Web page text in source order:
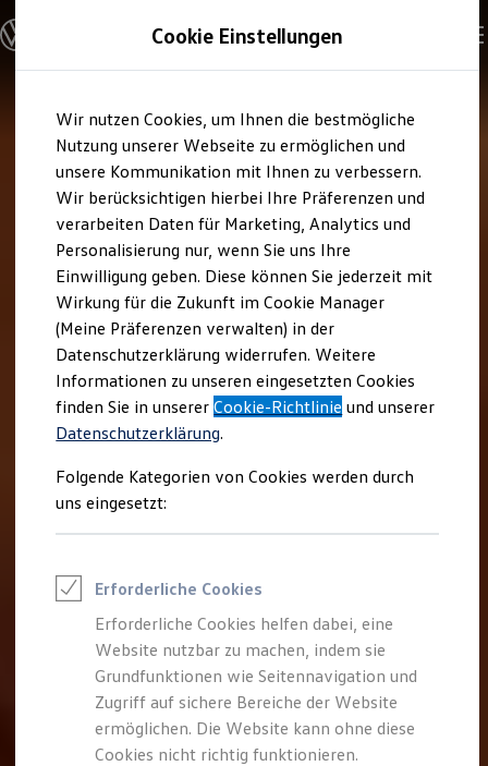
Hauptinhalt
springen
Footer
springen
Modelle und Konfigurator
Konfigurator
Modelle vergleichen
Elektroautos
ENERGY Sondermodelle
Nutzfahrzeuge
SUV und CUV
Familienautos
Kombis
Kompaktwagen
Sportwagen
Schnell verfügbare Fahrzeuge
Angebote und Produkte
Aktuelle Angebote
E-Auto-Förderung
Volkswagen Marktplatz
Die ENERGY Sondermodelle
Junge Gebrauchtwagen und Gebrauchtwagen
Volkswagen Zertifizierte Gebrauchtwagen
Elektromobilität bei Gebrauchtwagen
Saisonangebote
Reifenpakete
Leasing
Leasing-Angebote
Elektroauto Leasing
Kleinwagen-Leasing
Leasing ohne Anzahlung
Finanzierung
Autokredit mit Schlussrate
Versicherungen und Garantien
Kfz-Versicherung
Restschuldversicherungen
Garantien
Cookie Einstellungen
Wir nutzen Cookies, um Ihnen die bestmögliche
Nutzung unserer Webseite zu ermöglichen und
unsere Kommunikation mit Ihnen zu verbessern.
Wir berücksichtigen hierbei Ihre Präferenzen und
verarbeiten Daten für Marketing, Analytics und
Personalisierung nur, wenn Sie uns Ihre
Einwilligung geben. Diese können Sie jederzeit mit
Wirkung für die Zukunft im Cookie Manager
(Meine Präferenzen verwalten) in der
Datenschutzerklärung widerrufen. Weitere
Informationen zu unseren eingesetzten Cookies
finden Sie in unsererCookie-Richtlinie und unserer
Datenschutzerklärung.
Folgende Kategorien von Cookies werden durch
uns eingesetzt:
Erforderliche Cookies
Erforderliche Cookies helfen dabei, eine
Website nutzbar zu machen, indem sie
Grundfunktionen wie Seitennavigation und
Zugriff auf sichere Bereiche der Website
ermöglichen. Die Website kann ohne diese
Cookies nicht richtig funktionieren.